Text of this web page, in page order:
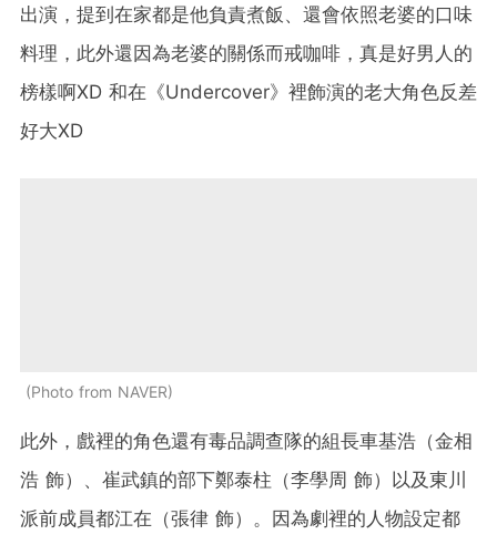
出演，提到在家都是他負責煮飯、還會依照老婆的口味
料理，此外還因為老婆的關係而戒咖啡，真是好男人的
榜樣啊XD 和在《Undercover》裡飾演的老大角色反差
好大XD
Photo from NAVER
此外，戲裡的角色還有毒品調查隊的組長車基浩（金相
浩 飾）、崔武鎮的部下鄭泰柱（李學周 飾）以及東川
派前成員都江在（張律 飾）。因為劇裡的人物設定都